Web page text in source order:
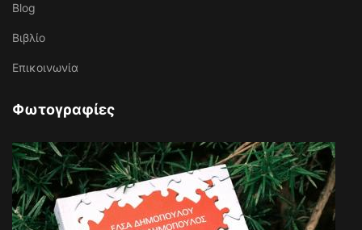
Blog
Βιβλίο
Επικοινωνία
Φωτογραφίες